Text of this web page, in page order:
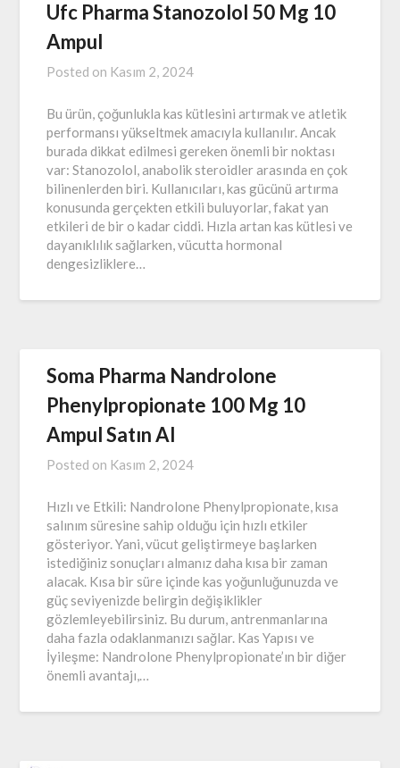
Ufc Pharma Stanozolol 50 Mg 10
Ampul
Posted on Kasım 2, 2024
Bu ürün, çoğunlukla kas kütlesini artırmak ve atletik
performansı yükseltmek amacıyla kullanılır. Ancak
burada dikkat edilmesi gereken önemli bir noktası
var: Stanozolol, anabolik steroidler arasında en çok
bilinenlerden biri. Kullanıcıları, kas gücünü artırma
konusunda gerçekten etkili buluyorlar, fakat yan
etkileri de bir o kadar ciddi. Hızla artan kas kütlesi ve
dayanıklılık sağlarken, vücutta hormonal
dengesizliklere…
Soma Pharma Nandrolone
Phenylpropionate 100 Mg 10
Ampul Satın Al
Posted on Kasım 2, 2024
Hızlı ve Etkili: Nandrolone Phenylpropionate, kısa
salınım süresine sahip olduğu için hızlı etkiler
gösteriyor. Yani, vücut geliştirmeye başlarken
istediğiniz sonuçları almanız daha kısa bir zaman
alacak. Kısa bir süre içinde kas yoğunluğunuzda ve
güç seviyenizde belirgin değişiklikler
gözlemleyebilirsiniz. Bu durum, antrenmanlarına
daha fazla odaklanmanızı sağlar. Kas Yapısı ve
İyileşme: Nandrolone Phenylpropionate’ın bir diğer
önemli avantajı,…